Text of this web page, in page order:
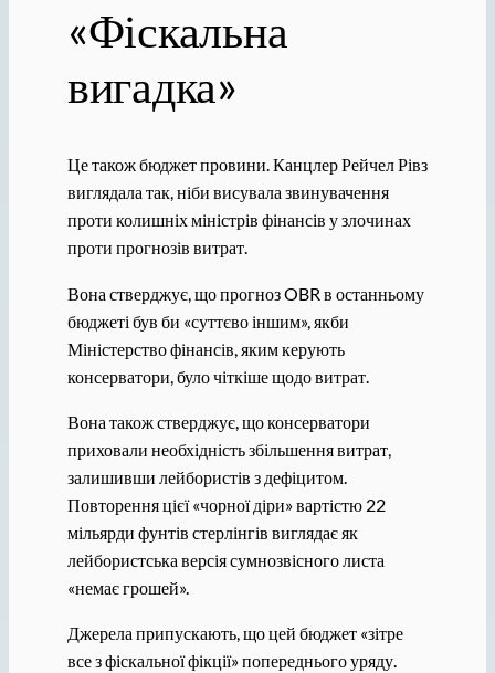
«Фіскальна
вигадка»
Це також бюджет провини. Канцлер Рейчел Рівз
виглядала так, ніби висувала звинувачення
проти колишніх міністрів фінансів у злочинах
проти прогнозів витрат.
Вона стверджує, що прогноз OBR в останньому
бюджеті був би «суттєво іншим», якби
Міністерство фінансів, яким керують
консерватори, було чіткіше щодо витрат.
Вона також стверджує, що консерватори
приховали необхідність збільшення витрат,
залишивши лейбористів з дефіцитом.
Повторення цієї «чорної діри» вартістю 22
мільярди фунтів стерлінгів виглядає як
лейбористська версія сумнозвісного листа
«немає грошей».
Джерела припускають, що цей бюджет «зітре
все з фіскальної фікції» попереднього уряду.